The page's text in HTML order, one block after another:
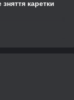
каретки